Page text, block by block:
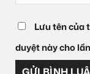
Lưu tên của
duyệt này cho